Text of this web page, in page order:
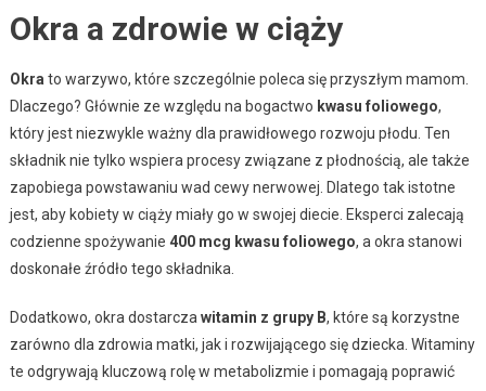
Okra a zdrowie w ciąży
Okra to warzywo, które szczególnie poleca się przyszłym mamom.
Dlaczego? Głównie ze względu na bogactwo kwasu foliowego,
który jest niezwykle ważny dla prawidłowego rozwoju płodu. Ten
składnik nie tylko wspiera procesy związane z płodnością, ale także
zapobiega powstawaniu wad cewy nerwowej. Dlatego tak istotne
jest, aby kobiety w ciąży miały go w swojej diecie. Eksperci zalecają
codzienne spożywanie 400 mcg kwasu foliowego, a okra stanowi
doskonałe źródło tego składnika.
Dodatkowo, okra dostarcza witamin z grupy B, które są korzystne
zarówno dla zdrowia matki, jak i rozwijającego się dziecka. Witaminy
te odgrywają kluczową rolę w metabolizmie i pomagają poprawić